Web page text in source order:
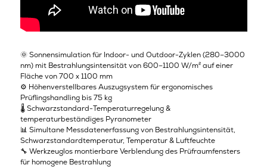
🌞 Sonnensimulation für Indoor- und Outdoor-Zyklen (280–3000
nm) mit Bestrahlungsintensität von 600–1100 W/m² auf einer
Fläche von 700 x 1100 mm
⚙️ Höhenverstellbares Auszugsystem für ergonomisches
Prüflingshandling bis 75 kg
🌡️ Schwarzstandard-Temperaturregelung &
temperaturbeständiges Pyranometer
📊 Simultane Messdatenerfassung von Bestrahlungsintensität,
Schwarzstandardtemperatur, Temperatur & Luftfeuchte
🔧 Werkzeuglos montierbare Verblendung des Prüfraumfensters
für homogene Bestrahlung